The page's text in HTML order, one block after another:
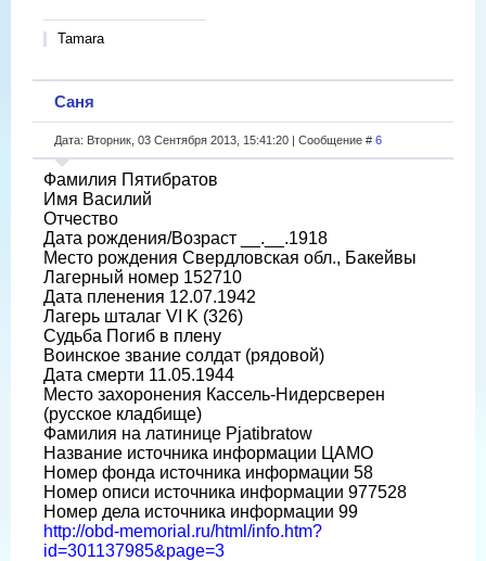
Tamara
Саня
Дата: Вторник, 03 Сентября 2013, 15:41:20 | Сообщение # 6
Фамилия Пятибратов
Имя Василий
Отчество
Дата рождения/Возраст __.__.1918
Место рождения Свердловская обл., Бакейвы
Лагерный номер 152710
Дата пленения 12.07.1942
Лагерь шталаг VI K (326)
Судьба Погиб в плену
Воинское звание солдат (рядовой)
Дата смерти 11.05.1944
Место захоронения Кассель-Нидерсверен
(русское кладбище)
Фамилия на латинице Pjatibratow
Название источника информации ЦАМО
Номер фонда источника информации 58
Номер описи источника информации 977528
Номер дела источника информации 99
http://obd-memorial.ru/html/info.htm?
id=301137985&page=3